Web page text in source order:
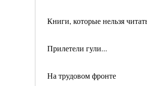
Книги, которые нельзя
Прилетели гули...
На трудовом фронте